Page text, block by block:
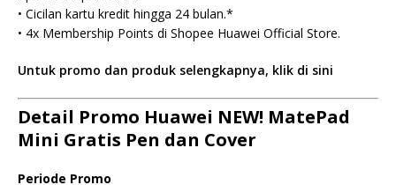
• Cicilan kartu kredit hingga 24 bulan.*
• 4x Membership Points di Shopee Huawei Official Store.
Untuk promo dan produk selengkapnya, klik di sini
Detail Promo Huawei NEW! MatePad
Mini Gratis Pen dan Cover
Periode Promo